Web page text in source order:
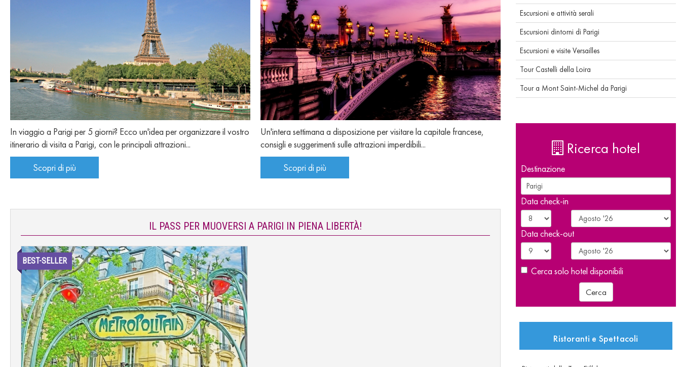
In viaggio a Parigi per 5 giorni? Ecco un'idea per organizzare il vostro
itinerario di visita a Parigi, con le principali attrazioni...
Scopri di più
Un'intera settimana a disposizione per visitare la capitale francese,
consigli e suggerimenti sulle attrazioni imperdibili...
Scopri di più
IL PASS PER MUOVERSI A PARIGI IN PIENA LIBERTÀ!
BEST-SELLER
Escursioni e attività serali
Escursioni dintorni di Parigi
Escursioni e visite Versailles
Tour Castelli della Loira
Tour a Mont Saint-Michel da Parigi
Ricerca hotel
Destinazione
Data check-in
Data check-out
Cerca solo hotel disponibili
Cerca
Ristoranti e Spettacoli